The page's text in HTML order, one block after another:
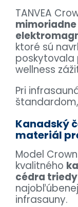
TANVEA
ktoré sú
poskytovala
wellness
Pri
Kanadský
materiál
Model
kvalitného
cédra
infrasauny.